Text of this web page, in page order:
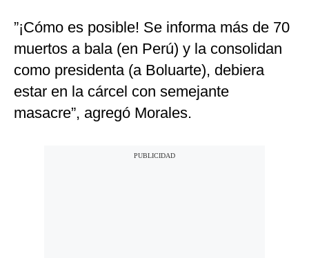
”¡Cómo es posible! Se informa más de 70
muertos a bala (en Perú) y la consolidan
como presidenta (a Boluarte), debiera
estar en la cárcel con semejante
masacre”, agregó Morales.